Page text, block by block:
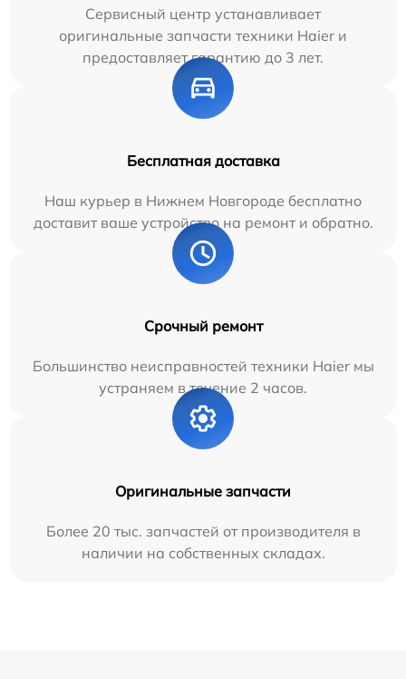
Сервисный центр устанавливает
оригинальные запчасти техники Haier и
предоставляет гарантию до 3 лет.
Бесплатная доставка
Наш курьер в Нижнем Новгороде бесплатно
доставит ваше устройство на ремонт и обратно.
Срочный ремонт
Большинство неисправностей техники Haier мы
устраняем в течение 2 часов.
Оригинальные запчасти
Более 20 тыс. запчастей от производителя в
наличии на собственных складах.